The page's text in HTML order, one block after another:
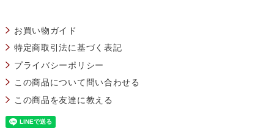
お買い物ガイド
特定商取引法に基づく表記
プライバシーポリシー
この商品について問い合わせる
この商品を友達に教える